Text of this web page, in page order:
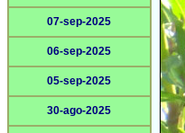
07-sep-2025
06-sep-2025
05-sep-2025
30-ago-2025